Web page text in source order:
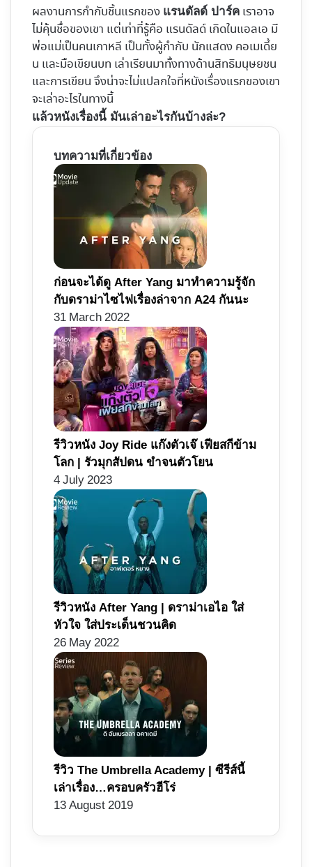
ผลงานการกำกับชิ้นแรกของ แรนดัลด์ ปาร์ค เราอาจ
ไม่คุ้นชื่อของเขา แต่เท่าที่รู้คือ แรนดัลด์ เกิดในแอลเอ มี
พ่อแม่เป็นคนเกาหลี เป็นทั้งผู้กำกับ นักแสดง คอเมเดี้ย
น และมือเขียนบท เล่าเรียนมาทั้งทางด้านสิทธิมนุษยชน
และการเขียน จึงน่าจะไม่แปลกใจที่หนังเรื่องแรกของเขา
จะเล่าอะไรในทางนี้
แล้วหนังเรื่องนี้ มันเล่าอะไรกันบ้างล่ะ?
บทความที่เกี่ยวข้อง
ก่อนจะได้ดู After Yang มาทำความรู้จัก
กับดราม่าไซไฟเรื่องล่าจาก A24 กันนะ
31 March 2022
รีวิวหนัง Joy Ride แก๊งตัวเจ๊ เฟียสกีข้าม
โลก | รัวมุกสัปดน ขำจนตัวโยน
4 July 2023
รีวิวหนัง After Yang | ดราม่าเอไอ ใส่
หัวใจ ใส่ประเด็นชวนคิด
26 May 2022
รีวิว The Umbrella Academy | ซีรีส์นี้
เล่าเรื่อง…ครอบครัวฮีโร่
13 August 2019